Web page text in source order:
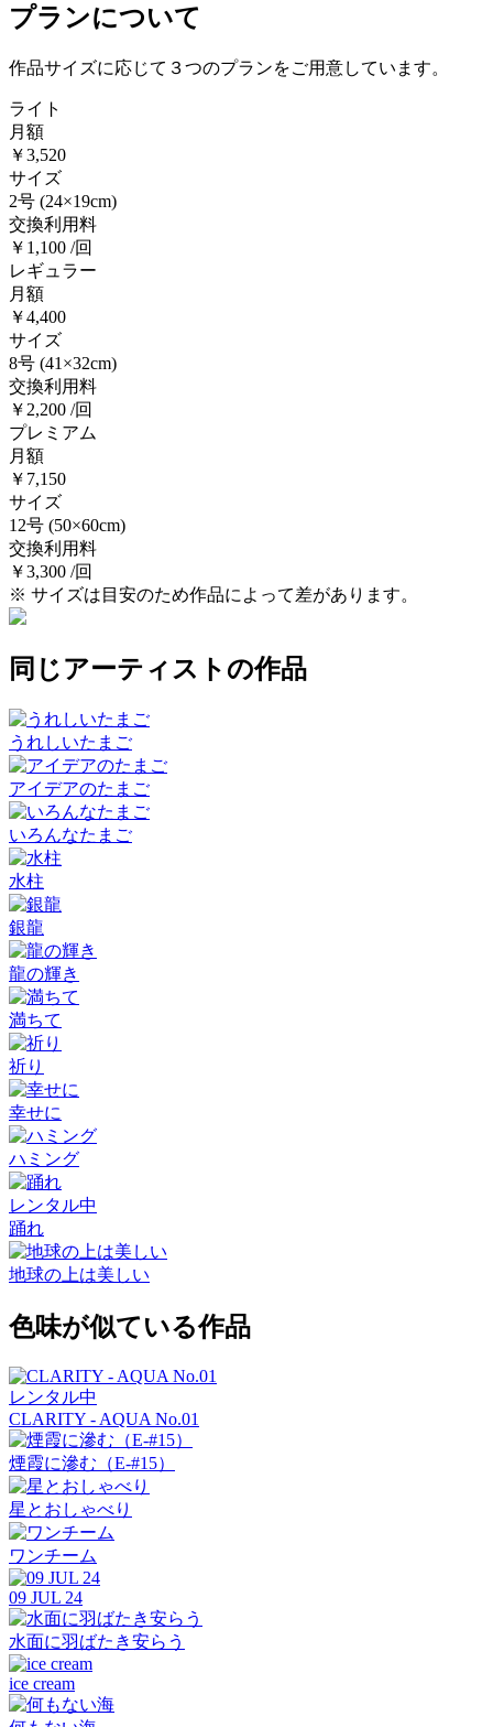
プランについて
作品サイズに応じて３つのプランをご用意しています。
ライト
月額
￥3,520
サイズ
2号 (24×19cm)
交換利用料
￥1,100 /回
レギュラー
月額
￥4,400
サイズ
8号 (41×32cm)
交換利用料
￥2,200 /回
プレミアム
月額
￥7,150
サイズ
12号 (50×60cm)
交換利用料
￥3,300 /回
※ サイズは目安のため作品によって差があります。
同じアーティストの作品
うれしいたまご
アイデアのたまご
いろんなたまご
水柱
銀龍
龍の輝き
満ちて
祈り
幸せに
ハミング
レンタル中
踊れ
地球の上は美しい
色味が似ている作品
レンタル中
CLARITY - AQUA No.01
煙霞に滲む（E-#15）
星とおしゃべり
ワンチーム
09 JUL 24
水面に羽ばたき安らう
ice cream